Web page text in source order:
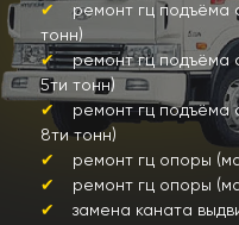
ремонт гц подъёма
тонн)
ремонт гц подъёма
5ти тонн)
ремонт гц подъёма
8ти тонн)
ремонт гц опоры
ремонт гц опоры
замена каната